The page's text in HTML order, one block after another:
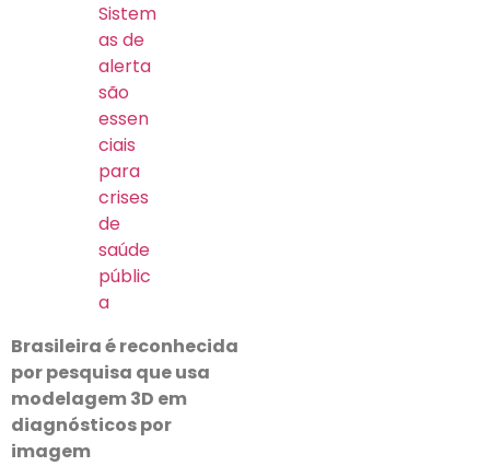
Sistem
as de
alerta
são
essen
ciais
para
crises
de
saúde
públic
a
Brasileira é reconhecida
por pesquisa que usa
modelagem 3D em
diagnósticos por
imagem